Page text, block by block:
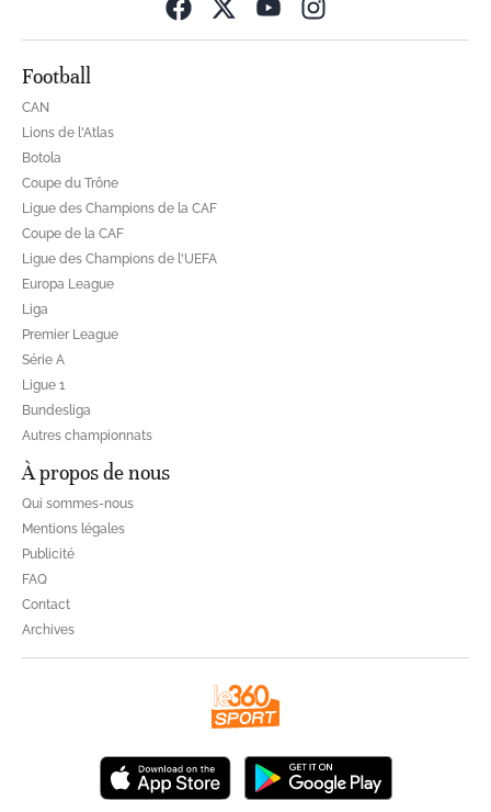
Football
CAN
Lions de l'Atlas
Botola
Coupe du Trône
Ligue des Champions de la CAF
Coupe de la CAF
Ligue des Champions de l'UEFA
Europa League
Liga
Premier League
Série A
Ligue 1
Bundesliga
Autres championnats
À propos de nous
Qui sommes-nous
Mentions légales
Publicité
FAQ
Contact
Archives